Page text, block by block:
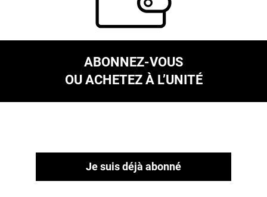
ABONNEZ-VOUS
OU ACHETEZ À L’UNITÉ
Je suis déjà abonné